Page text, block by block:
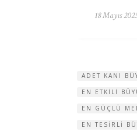
18 Mayıs
ADET KANI
EN ETKILI
EN GÜÇLÜ
EN TESIRLI